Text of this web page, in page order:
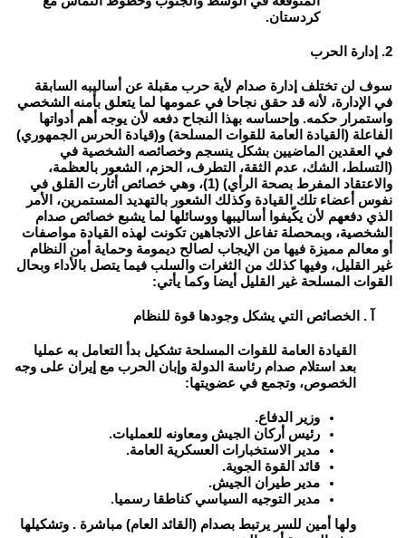
كردستان.
2. إدارة الحرب
سوف لن تختلف إدارة صدام لأية حرب مقبلة عن أساليبه السابقة
في الإدارة، لأنه قد حقق نجاحا في عمومها لما يتعلق بأمنه الشخصي
واستمرار حكمه. وإحساسه بهذا النجاح دفعه لأن يوجه أهم أدواتها
الفاعلة (القيادة العامة للقوات المسلحة) و(قيادة الحرس الجمهوري)
في العقدين الماضيين بشكل ينسجم وخصائصه الشخصية في
(التسلط، الشك، عدم الثقة، التطرف، الحزم، الشعور بالعظمة،
والاعتقاد المفرط بصحة الرأي) (1)، وهي خصائص أثارت القلق في
نفوس أعضاء تلك القيادة وكذلك الشعور بالتهديد المستمرين، الأمر
الذي دفعهم لأن يكّيفوا أساليبها ووسائلها لما يشبع خصائص صدام
الشخصية، وبمحصلة تفاعل الاتجاهين تكونت لهذه القيادة مواصفات
أو معالم مميزة فيها من الإيجاب لصالح ديمومة وحماية أمن النظام
غير القليل، وفيها كذلك من الثغرات والسلب فيما يتصل بالأداء وبحال
القوات المسلحة غير القليل أيضا وكما يأتي:
آ . الخصائص التي يشكل وجودها قوة للنظام
القيادة العامة للقوات المسلحة تشكيل بدأ التعامل به عمليا
بعد استلام صدام رئاسة الدولة وإبان الحرب مع إيران على وجه
الخصوص، وتجمع في عضويتها:
وزير الدفاع.
رئيس أركان الجيش ومعاونه للعمليات.
مدير الاستخبارات العسكرية العامة.
قائد القوة الجوية.
مدير طيران الجيش.
مدير التوجيه السياسي كناطقا رسميا.
ولها أمين للسر يرتبط بصدام (القائد العام) مباشرة . وتشكيلها